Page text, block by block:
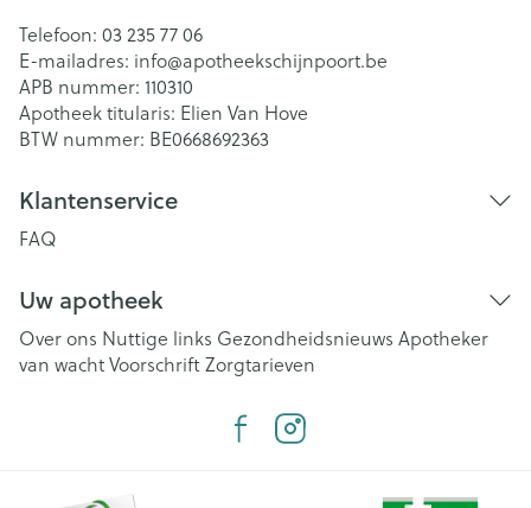
Telefoon: 03 235 77 06
E-mailadres: info@apotheekschijnpoort.be
APB nummer: 110310
Apotheek titularis: Elien Van Hove
BTW nummer: BE0668692363
Klantenservice
FAQ
Uw apotheek
Over ons Nuttige links Gezondheidsnieuws Apotheker
van wachtVoorschriftZorgtarieven